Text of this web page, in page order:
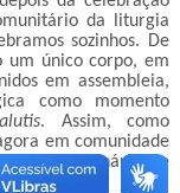
da liturgia
sozinhos. De
um único corpo, em
em assembleia,
como momento
. Assim, como
em comunidade
missionários e